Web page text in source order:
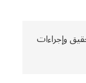
وإجراءات